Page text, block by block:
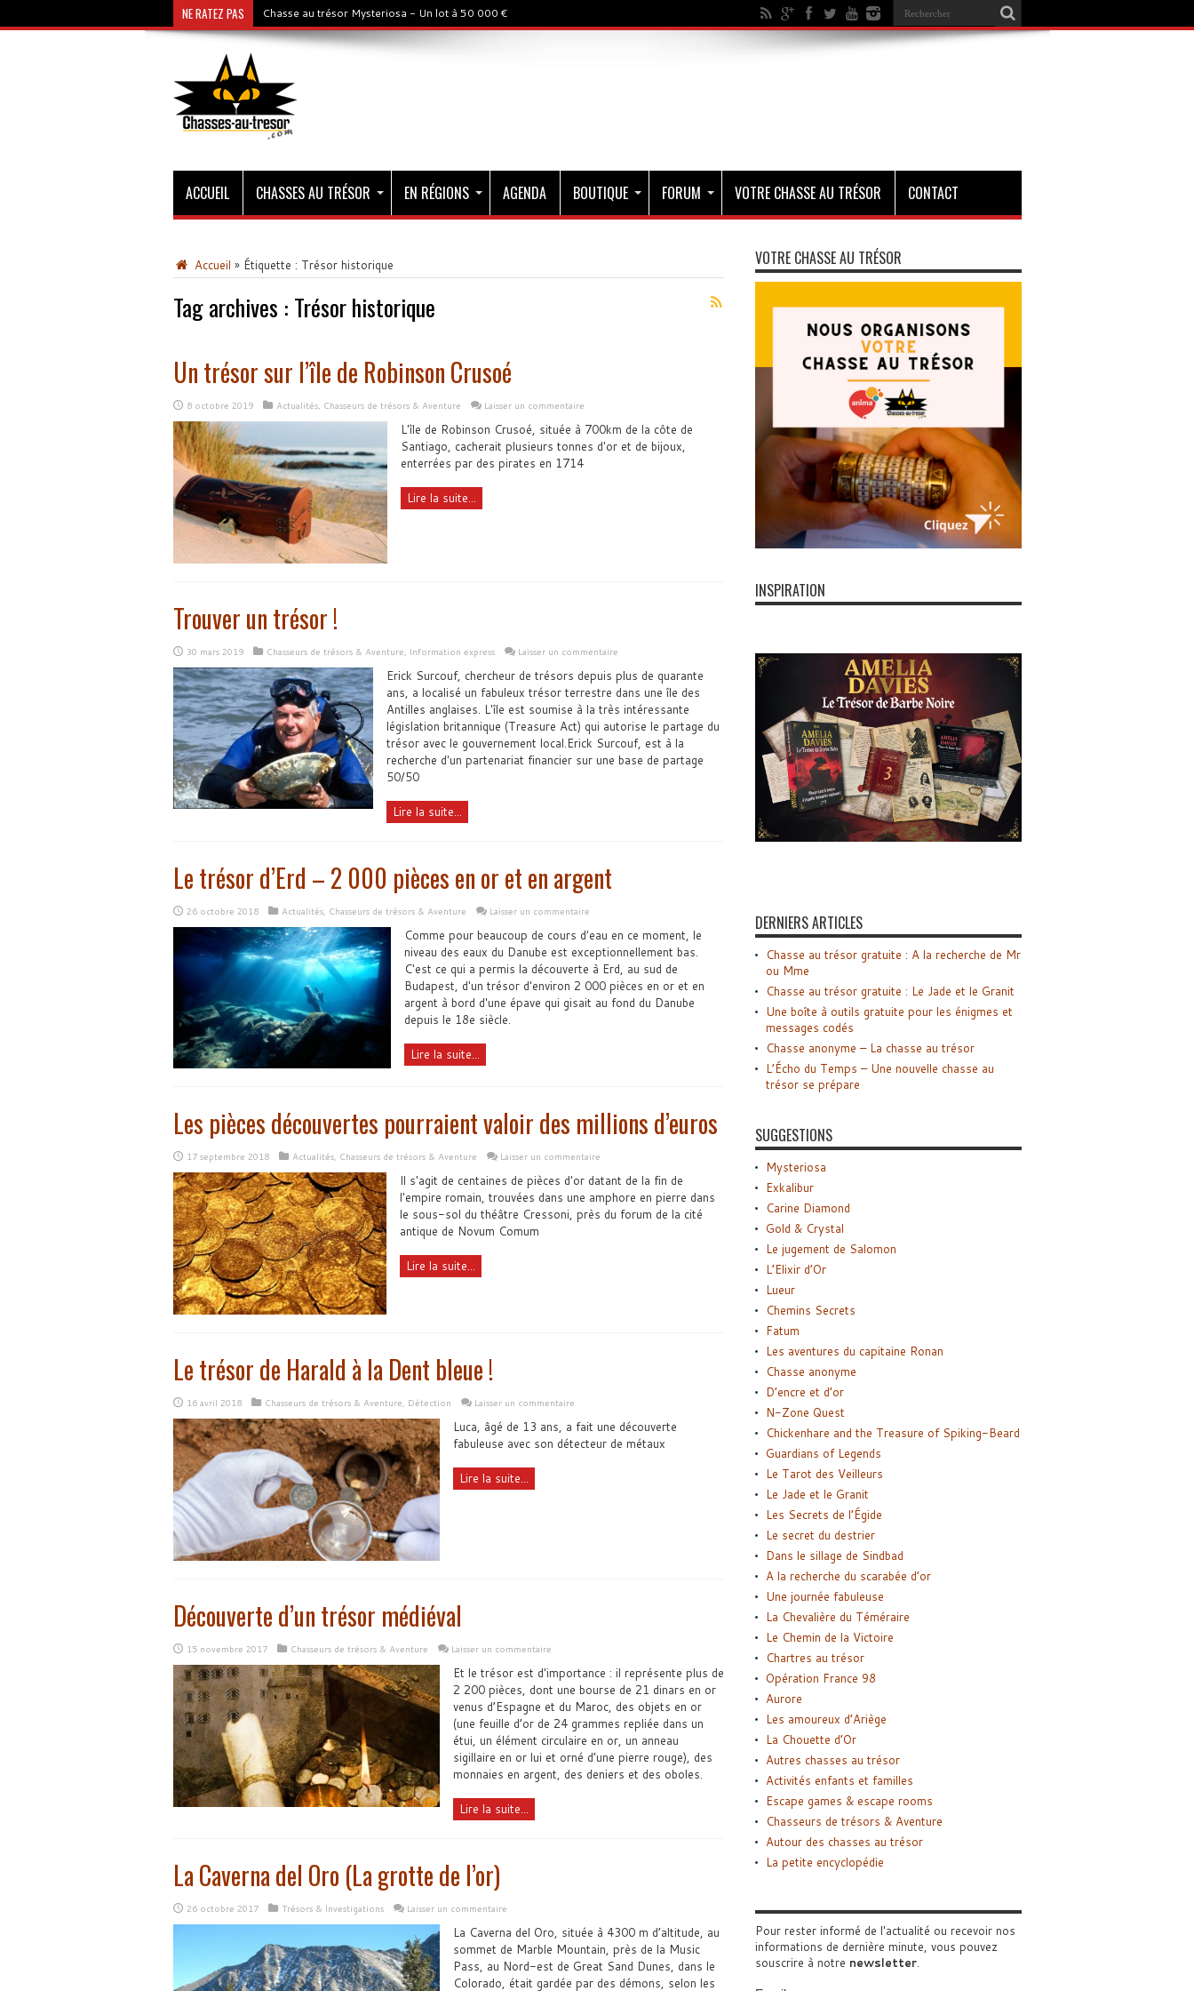
NE RATEZ PAS Chasse au trésor Mysteriosa - Un lot à 50 000 €
ACCUEIL CHASSES AU TRÉSOR EN RÉGIONS AGENDA BOUTIQUE FORUM VOTRE CHASSE AU TRÉSOR CONTACT
Accueil » Étiquette : Trésor historique
Tag archives : Trésor historique
Un trésor sur l’île de Robinson Crusoé
8 octobre 2019 Actualités, Chasseurs de trésors & Aventure Laisser un commentaire
L'île de Robinson Crusoé, située à 700km de la côte de
Santiago, cacherait plusieurs tonnes d'or et de bijoux,
enterrées par des pirates en 1714
Lire la suite...
Trouver un trésor !
30 mars 2019 Chasseurs de trésors & Aventure, Information express Laisser un commentaire
Erick Surcouf, chercheur de trésors depuis plus de quarante
ans, a localisé un fabuleux trésor terrestre dans une île des
Antilles anglaises. L'île est soumise à la très intéressante
législation britannique (Treasure Act) qui autorise le partage du
trésor avec le gouvernement local.Erick Surcouf, est à la
recherche d'un partenariat financier sur une base de partage
50/50
Lire la suite...
Le trésor d’Erd – 2 000 pièces en or et en argent
26 octobre 2018 Actualités, Chasseurs de trésors & Aventure Laisser un commentaire
Comme pour beaucoup de cours d'eau en ce moment, le
niveau des eaux du Danube est exceptionnellement bas.
C'est ce qui a permis la découverte à Erd, au sud de
Budapest, d'un trésor d'environ 2 000 pièces en or et en
argent à bord d'une épave qui gisait au fond du Danube
depuis le 18e siècle.
Lire la suite...
Les pièces découvertes pourraient valoir des millions d’euros
17 septembre 2018 Actualités, Chasseurs de trésors & Aventure Laisser un commentaire
Il s'agit de centaines de pièces d'or datant de la fin de
l'empire romain, trouvées dans une amphore en pierre dans
le sous-sol du théâtre Cressoni, près du forum de la cité
antique de Novum Comum
Lire la suite...
Le trésor de Harald à la Dent bleue !
16 avril 2018 Chasseurs de trésors & Aventure, Détection Laisser un commentaire
Luca, âgé de 13 ans, a fait une découverte
fabuleuse avec son détecteur de métaux
Lire la suite...
Découverte d’un trésor médiéval
15 novembre 2017 Chasseurs de trésors & Aventure Laisser un commentaire
Et le trésor est d'importance : il représente plus de
2 200 pièces, dont une bourse de 21 dinars en or
venus d’Espagne et du Maroc, des objets en or
(une feuille d’or de 24 grammes repliée dans un
étui, un élément circulaire en or, un anneau
sigillaire en or lui et orné d’une pierre rouge), des
monnaies en argent, des deniers et des oboles.
Lire la suite...
La Caverna del Oro (La grotte de l’or)
26 octobre 2017 Trésors & Investigations Laisser un commentaire
La Caverna del Oro, située à 4300 m d’altitude, au
sommet de Marble Mountain, près de la Music
Pass, au Nord-est de Great Sand Dunes, dans le
Colorado, était gardée par des démons, selon les
VOTRE CHASSE AU TRÉSOR
INSPIRATION
DERNIERS ARTICLES
Chasse au trésor gratuite : A la recherche de Mr
ou Mme
Chasse au trésor gratuite : Le Jade et le Granit
Une boîte à outils gratuite pour les énigmes et
messages codés
Chasse anonyme – La chasse au trésor
L’Écho du Temps – Une nouvelle chasse au
trésor se prépare
SUGGESTIONS
Mysteriosa
Exkalibur
Carine Diamond
Gold & Crystal
Le jugement de Salomon
L’Elixir d’Or
Lueur
Chemins Secrets
Fatum
Les aventures du capitaine Ronan
Chasse anonyme
D’encre et d’or
N-Zone Quest
Chickenhare and the Treasure of Spiking-Beard
Guardians of Legends
Le Tarot des Veilleurs
Le Jade et le Granit
Les Secrets de l’Égide
Le secret du destrier
Dans le sillage de Sindbad
A la recherche du scarabée d’or
Une journée fabuleuse
La Chevalière du Téméraire
Le Chemin de la Victoire
Chartres au trésor
Opération France 98
Aurore
Les amoureux d’Ariège
La Chouette d’Or
Autres chasses au trésor
Activités enfants et familles
Escape games & escape rooms
Chasseurs de trésors & Aventure
Autour des chasses au trésor
La petite encyclopédie
Pour rester informé de l'actualité ou recevoir nos
informations de dernière minute, vous pouvez
souscrire à notre newsletter.